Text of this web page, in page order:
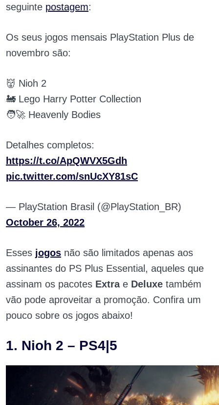
seguinte postagem:
Os seus jogos mensais PlayStation Plus de
novembro são:
👹 Nioh 2
🚂 Lego Harry Potter Collection
🧑‍🚀 Heavenly Bodies
Detalhes completos:
https://t.co/ApQWVX5Gdh
pic.twitter.com/snUcXY81sC
— PlayStation Brasil (@PlayStation_BR)
October 26, 2022
Esses jogos não são limitados apenas aos
assinantes do PS Plus Essential, aqueles que
assinam os pacotes Extrae Deluxe também
vão pode aproveitar a promoção. Confira um
pouco sobre os jogos abaixo!
1. Nioh 2 – PS4|5